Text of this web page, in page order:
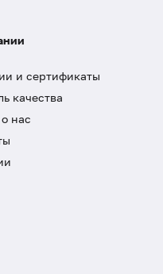
и сертификаты
качества
нас